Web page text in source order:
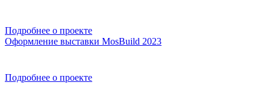
Подробнее о проекте
Оформление выставки MosBuild 2023
Подробнее о проекте